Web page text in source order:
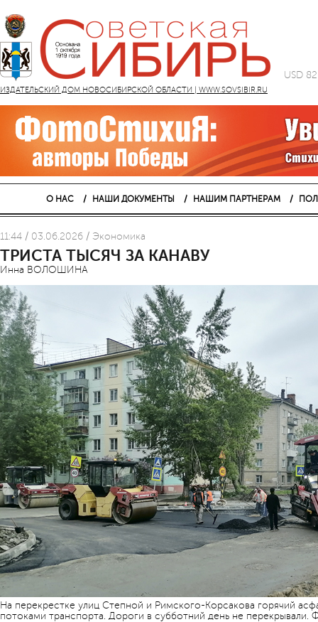
ИЗДАТЕЛЬСКИЙ ДОМ НОВОСИБИРСКОЙ ОБЛАСТИ | WWW.SOVSIBIR.RU
USD
О НАС НАШИ ДОКУМЕНТЫ НАШИМ ПАРТНЕРАМ
11:44 / 03.06.2026 / Экономика
ТРИСТА ТЫСЯЧ ЗА КАНАВУ
Инна ВОЛОШИНА
На перекрестке улиц Степной и Римского-Корсакова горячий
потоками транспорта. Дороги в субботний день не перекрывали.